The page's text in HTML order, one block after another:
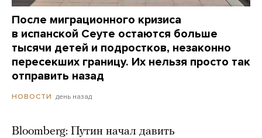
После миграционного кризиса
в испанской Сеуте остаются больше
тысячи детей и подростков, незаконно
пересекших границу. Их нельзя просто так
отправить назад
НОВОСТИ день назад
Bloomberg: Путин начал давить